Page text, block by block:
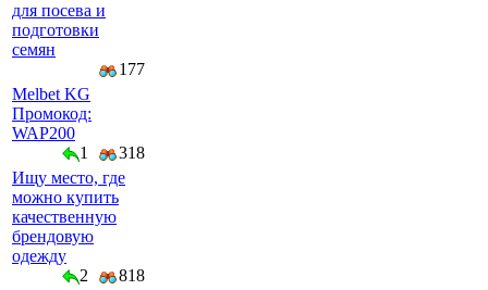
для посева и
подготовки
семян
177
Melbet KG
Промокод:
WAP200
1
318
Ищу место, где
можно купить
качественную
брендовую
одежду
2
818